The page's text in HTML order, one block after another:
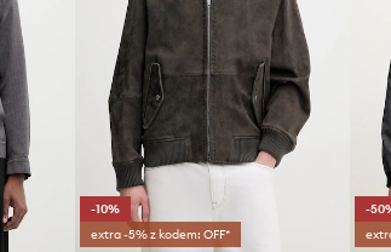
-10%
extra -5% z kodem: OFF*
-